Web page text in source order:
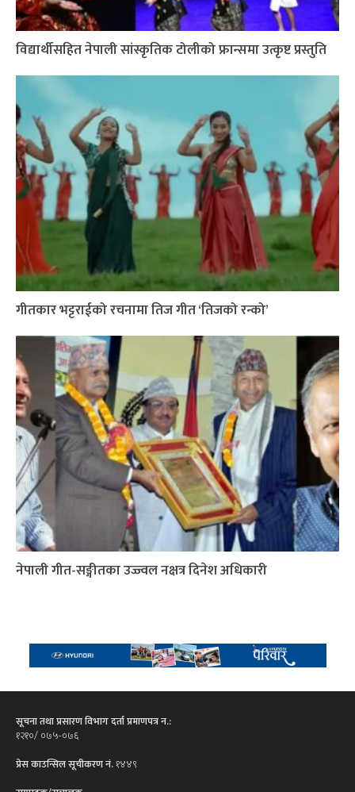
विद्यार्थीसहित नेपाली सांस्कृतिक टोलीको फ्रान्समा उत्कृष्ट प्रस्तुति
गीतकार भट्टराईको रचनामा तिज गीत ‘तिजको रन्को’
नेपाली गीत-सङ्गीतका उज्ज्वल नक्षत्र दिनेश अधिकारी
सूचना तथा प्रसारण विभाग दर्ता प्रमाणपत्र न.:
१२१०/ ०७५-०७६
प्रेस काउन्सिल सूचीकरण नं.१४४९